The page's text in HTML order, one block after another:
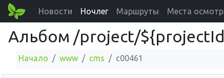
Новости Ночлег Маршруты Места
Альбом /project/
Начало www cms c00461